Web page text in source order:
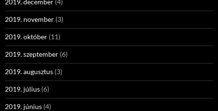
2019. december (4)
2019. november (3)
2019. október (11)
2019. szeptember (6)
2019. augusztus (3)
2019. július (6)
2019. június (4)